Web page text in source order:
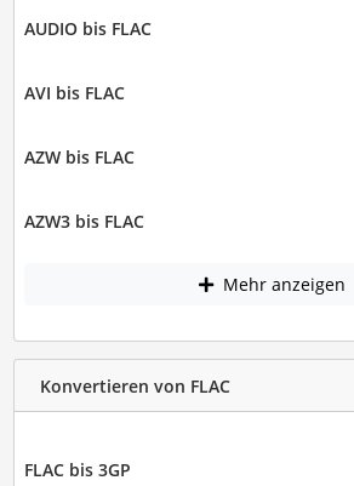
AUDIO bis FLAC
AVI bis FLAC
AZW bis FLAC
AZW3 bis FLAC
Mehr anzeigen
Konvertieren von FLAC
FLAC bis 3GP